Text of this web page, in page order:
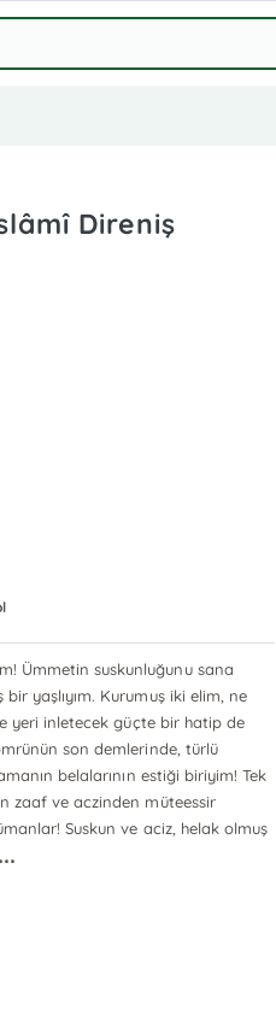
Direniş
Ümmetin suskunluğunu sana
yaşlıyım. Kurumuş iki elim, ne
yeri inletecek güçte bir hatip de
son demlerinde, türlü
belalarının estiği biriyim! Tek
zaaf ve aczinden müteessir
Suskun ve aciz, helak olmuş
...